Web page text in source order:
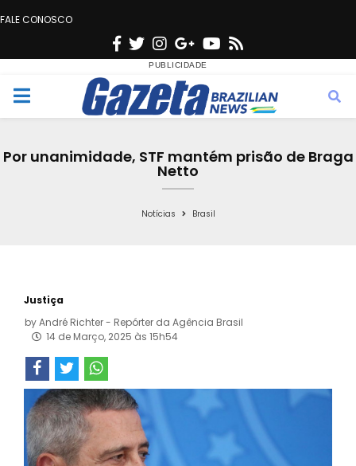
FALE CONOSCO
F
c
e
o
T
w
i
t
e
n
s
t
g
r
a
G
o
o
g
e
Y
u
t
b
s
M
Por unanimidade, STF mantém prisão de Braga
Netto
Notícias Brasil
Justiça
byAndré Richter - Repórter da Agência Brasil
14 de Março, 2025 às 15h54